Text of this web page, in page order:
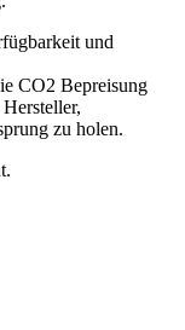
und
CO2 Bepreisung
zu holen.